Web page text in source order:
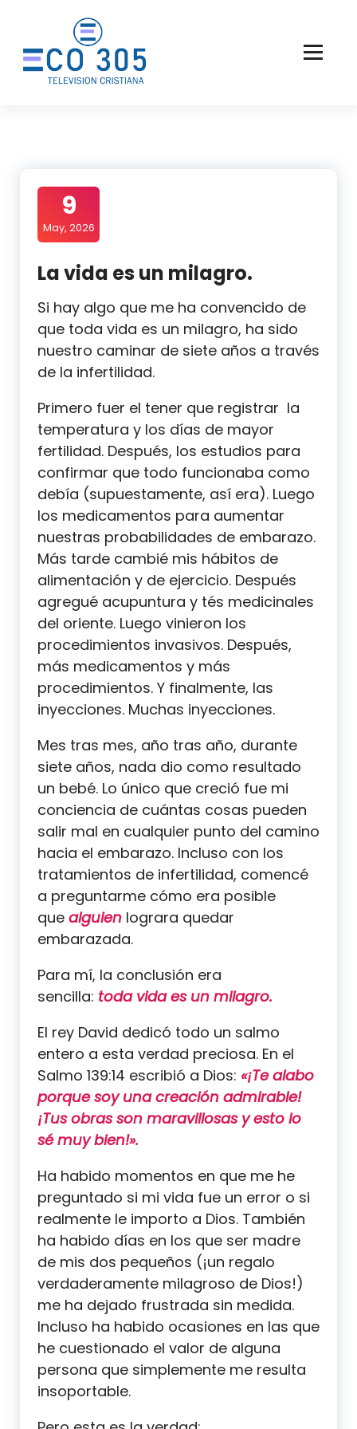
contenido
9
May, 2026
La vida es un milagro.
Si hay algo que me ha convencido de
que toda vida es un milagro, ha sido
nuestro caminar de siete años a través
de la infertilidad.
Primero fuer el tener que registrar la
temperatura y los días de mayor
fertilidad. Después, los estudios para
confirmar que todo funcionaba como
debía (supuestamente, así era). Luego
los medicamentos para aumentar
nuestras probabilidades de embarazo.
Más tarde cambié mis hábitos de
alimentación y de ejercicio. Después
agregué acupuntura y tés medicinales
del oriente. Luego vinieron los
procedimientos invasivos. Después,
más medicamentos y más
procedimientos. Y finalmente, las
inyecciones. Muchas inyecciones.
Mes tras mes, año tras año, durante
siete años, nada dio como resultado
un bebé. Lo único que creció fue mi
conciencia de cuántas cosas pueden
salir mal en cualquier punto del camino
hacia el embarazo. Incluso con los
tratamientos de infertilidad, comencé
a preguntarme cómo era posible
que alguien lograra quedar
embarazada.
Para mí, la conclusión era
sencilla: toda vida es un milagro.
El rey David dedicó todo un salmo
entero a esta verdad preciosa. En el
Salmo 139:14 escribió a Dios: «¡Te alabo
porque soy una creación admirable!
¡Tus obras son maravillosas y esto lo
sé muy bien!».
Ha habido momentos en que me he
preguntado si mi vida fue un error o si
realmente le importo a Dios. También
ha habido días en los que ser madre
de mis dos pequeños (¡un regalo
verdaderamente milagroso de Dios!)
me ha dejado frustrada sin medida.
Incluso ha habido ocasiones en las que
he cuestionado el valor de alguna
persona que simplemente me resulta
insoportable.